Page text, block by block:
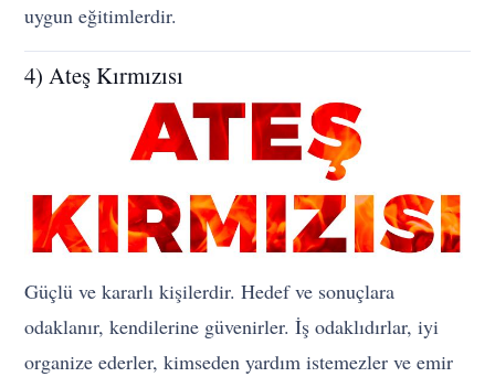
uygun eğitimlerdir.
4) Ateş Kırmızısı
Güçlü ve kararlı kişilerdir. Hedef ve sonuçlara
odaklanır, kendilerine güvenirler. İş odaklıdırlar, iyi
organize ederler, kimseden yardım istemezler ve emir